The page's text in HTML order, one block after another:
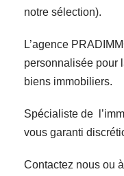
notre sélection).
L’agence
personnalisée pour
biens immobiliers.
Spécialiste de
vous garanti
Contactez nous ou